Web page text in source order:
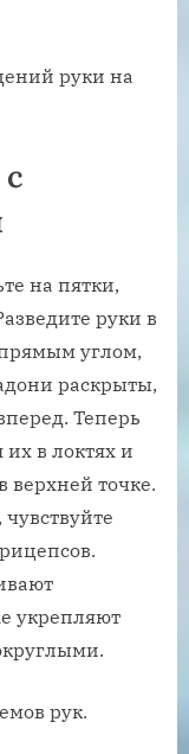
руки на
на пятки,
руки в
углом,
раскрыты,
Теперь
в локтях и
верхней точке.
укрепляют
рук.